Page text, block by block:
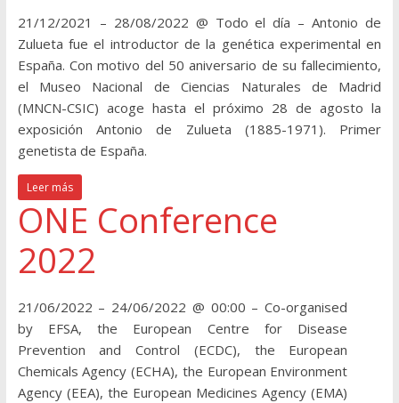
21/12/2021 – 28/08/2022 @ Todo el día – Antonio de
Zulueta fue el introductor de la genética experimental en
España. Con motivo del 50 aniversario de su fallecimiento,
el Museo Nacional de Ciencias Naturales de Madrid
(MNCN-CSIC) acoge hasta el próximo 28 de agosto la
exposición Antonio de Zulueta (1885-1971). Primer
genetista de España.
Leer más
ONE Conference
2022
21/06/2022 – 24/06/2022 @ 00:00 – Co-organised
by EFSA, the European Centre for Disease
Prevention and Control (ECDC), the European
Chemicals Agency (ECHA), the European Environment
Agency (EEA), the European Medicines Agency (EMA)